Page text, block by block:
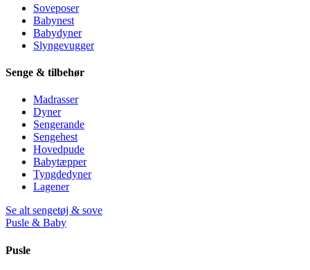
Soveposer
Babynest
Babydyner
Slyngevugger
Senge & tilbehør
Madrasser
Dyner
Sengerande
Sengehest
Hovedpude
Babytæpper
Tyngdedyner
Lagener
Se alt sengetøj & sove
Pusle & Baby
Pusle